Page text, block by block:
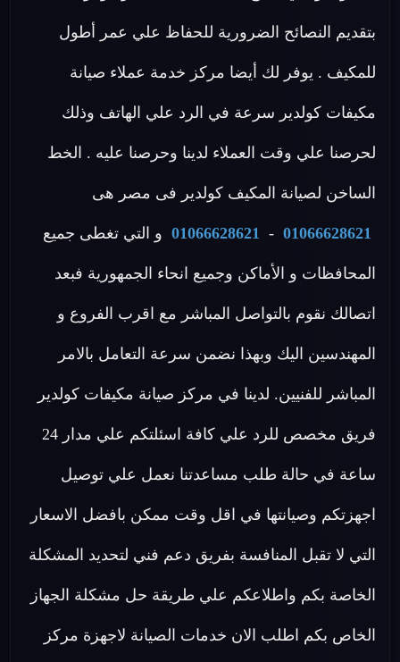
بتقديم النصائح الضرورية للحفاظ علي عمر أطول
للمكيف . يوفر لك أيضا مركز خدمة عملاء صيانة
مكيفات كولدير سرعة في الرد علي الهاتف وذلك
لحرصنا علي وقت العملاء لدينا وحرصنا عليه . الخط
الساخن لصيانة المكيف كولدير فى مصر هى
01066628621
-
01066628621 و التي تغطى جميع
المحافظات و الأماكن وجميع انحاء الجمهورية فبعد
اتصالك نقوم بالتواصل المباشر مع اقرب الفروع و
المهندسين اليك وبهذا نضمن سرعة التعامل بالامر
المباشر للفنيين. لدينا في مركز صيانة مكيفات كولدير
فريق مخصص للرد علي كافة اسئلتكم علي مدار 24
ساعة في حالة طلب مساعدتنا نعمل علي توصيل
اجهزتكم وصيانتها في اقل وقت ممكن بافضل الاسعار
التي لا تقبل المنافسة بفريق دعم فني لتحديد المشكلة
الخاصة بكم واطلاعكم علي طريقة حل مشكلة الجهاز
الخاص بكم اطلب الان خدمات الصيانة لاجهزة مركز